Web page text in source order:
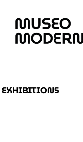
EXHIBITIONS